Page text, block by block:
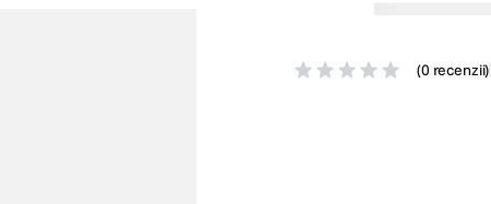
(0 recenzii)